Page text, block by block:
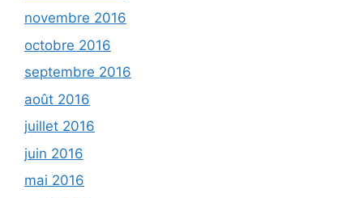
novembre 2016
octobre 2016
septembre 2016
août 2016
juillet 2016
juin 2016
mai 2016